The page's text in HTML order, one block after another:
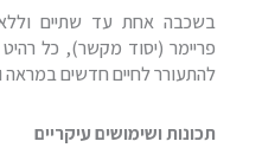
בשכבה אחת עד שתיים
פריימר (יסוד מקשר), כל
להתעורר לחיים חדשים במראה
תכונות ושימושים עיקריים